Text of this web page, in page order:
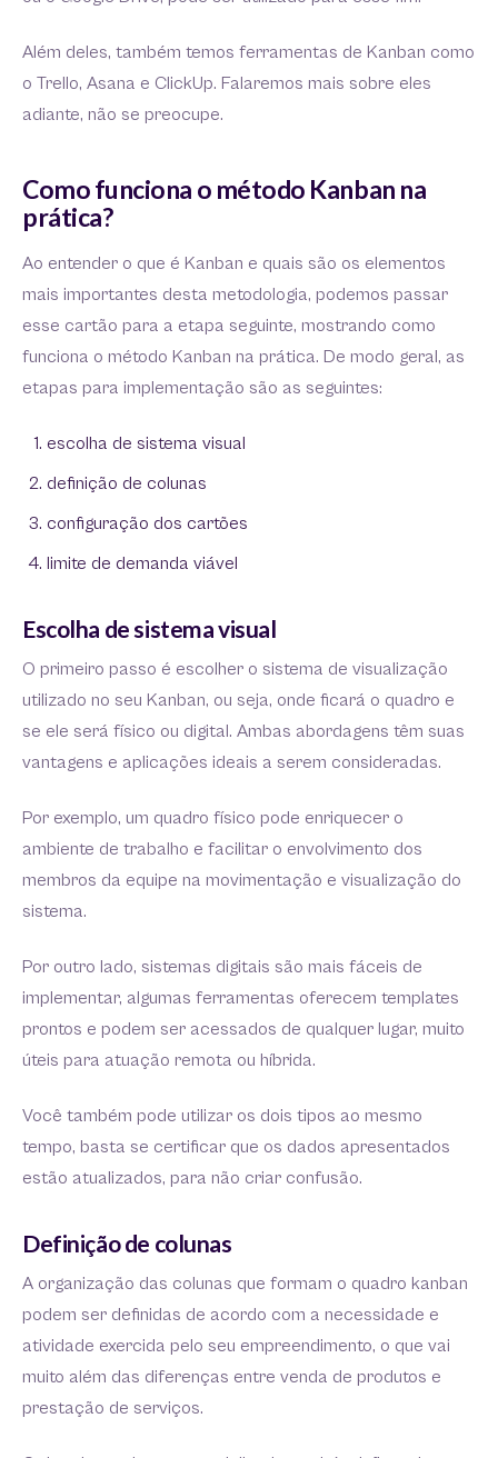
Além deles, também temos ferramentas de Kanban como
o Trello, Asana e ClickUp. Falaremos mais sobre eles
adiante, não se preocupe.
Como funciona o método Kanban na
prática?
Ao entender o que é Kanban e quais são os elementos
mais importantes desta metodologia, podemos passar
esse cartão para a etapa seguinte, mostrando como
funciona o método Kanban na prática. De modo geral, as
etapas para implementação são as seguintes:
escolha de sistema visual
definição de colunas
configuração dos cartões
limite de demanda viável
Escolha de sistema visual
O primeiro passo é escolher o sistema de visualização
utilizado no seu Kanban, ou seja, onde ficará o quadro e
se ele será físico ou digital. Ambas abordagens têm suas
vantagens e aplicações ideais a serem consideradas.
Por exemplo, um quadro físico pode enriquecer o
ambiente de trabalho e facilitar o envolvimento dos
membros da equipe na movimentação e visualização do
sistema.
Por outro lado, sistemas digitais são mais fáceis de
implementar, algumas ferramentas oferecem templates
prontos e podem ser acessados de qualquer lugar, muito
úteis para atuação remota ou híbrida.
Você também pode utilizar os dois tipos ao mesmo
tempo, basta se certificar que os dados apresentados
estão atualizados, para não criar confusão.
Definição de colunas
A organização das colunas que formam o quadro kanban
podem ser definidas de acordo com a necessidade e
atividade exercida pelo seu empreendimento, o que vai
muito além das diferenças entre venda de produtos e
prestação de serviços.